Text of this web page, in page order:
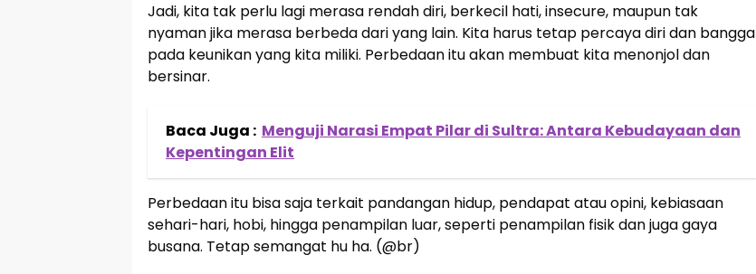
Jadi, kita tak perlu lagi merasa rendah diri, berkecil hati, insecure, maupun tak
nyaman jika merasa berbeda dari yang lain. Kita harus tetap percaya diri dan bangga
pada keunikan yang kita miliki. Perbedaan itu akan membuat kita menonjol dan
bersinar.
Baca Juga : Menguji Narasi Empat Pilar di Sultra: Antara Kebudayaan dan
Kepentingan Elit
Perbedaan itu bisa saja terkait pandangan hidup, pendapat atau opini, kebiasaan
sehari-hari, hobi, hingga penampilan luar, seperti penampilan fisik dan juga gaya
busana. Tetap semangat hu ha. (@br)